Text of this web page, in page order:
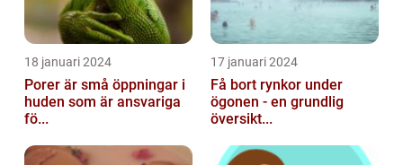
18 januari 2024
Porer är små öppningar i
huden som är ansvariga
fö...
17 januari 2024
Få bort rynkor under
ögonen - en grundlig
översikt...